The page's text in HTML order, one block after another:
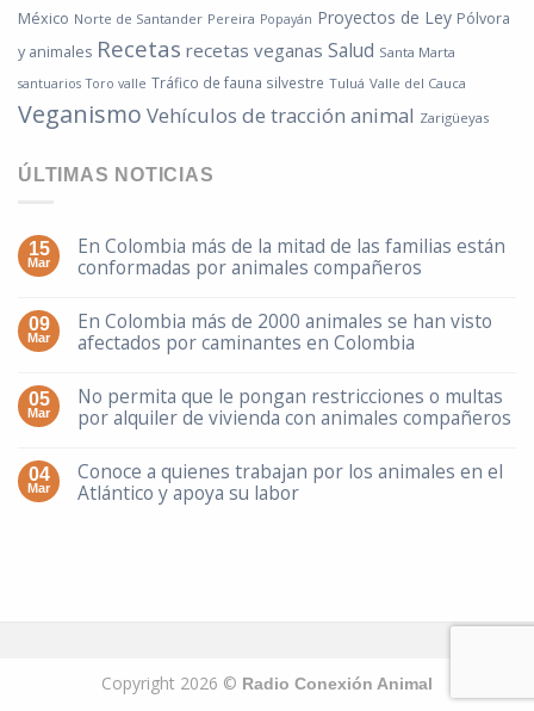
México Norte de Santander Pereira Popayán Proyectos de Ley Pólvora
y animales Recetas recetas veganas Salud Santa Marta
santuarios Toro valle Tráfico de fauna silvestre Tuluá Valle del Cauca
Veganismo Vehículos de tracción animal Zarigüeyas
ÚLTIMAS NOTICIAS
15
Mar
En Colombia más de la mitad de las familias están
conformadas por animales compañeros
09
Mar
En Colombia más de 2000 animales se han visto
afectados por caminantes en Colombia
05
Mar
No permita que le pongan restricciones o multas
por alquiler de vivienda con animales compañeros
04
Mar
Conoce a quienes trabajan por los animales en el
Atlántico y apoya su labor
Copyright 2026 © Radio Conexión Animal